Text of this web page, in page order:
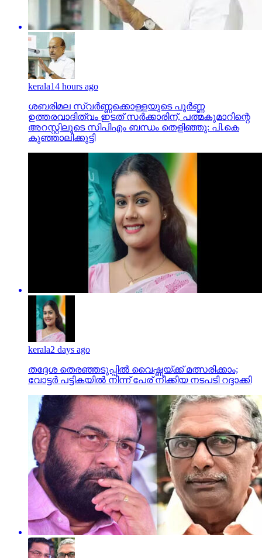
kerala14 hours ago
ശബരിമല സ്വര്‍ണ്ണക്കൊള്ളയുടെ പൂര്‍ണ്ണ
ഉത്തരവാദിത്വം ഇടത് സര്‍ക്കാരിന്, പത്മകുമാറിന്റെ
അറസ്റ്റിലൂടെ സിപിഎം ബന്ധം തെളിഞ്ഞു: പി.കെ
kerala2 days ago
തദ്ദേശ തെരഞ്ഞടുപ്പില്‍ വൈഷ്ണയ്ക്ക് മത്സരിക്കാം;
വോട്ടര്‍ പട്ടികയില്‍ നിന്ന് പേര് നീക്കിയ നടപടി റദ്ദാക്കി
kerala12 hours ago